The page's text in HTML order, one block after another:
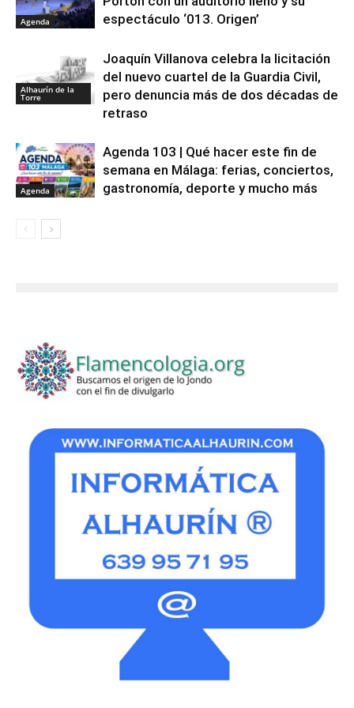
Agenda
espectáculo ‘013. Origen’
Alhaurín de la
Torre
Joaquín Villanova celebra la licitación
del nuevo cuartel de la Guardia Civil,
pero denuncia más de dos décadas de
retraso
Agenda
Agenda 103 | Qué hacer este fin de
semana en Málaga: ferias, conciertos,
gastronomía, deporte y mucho más